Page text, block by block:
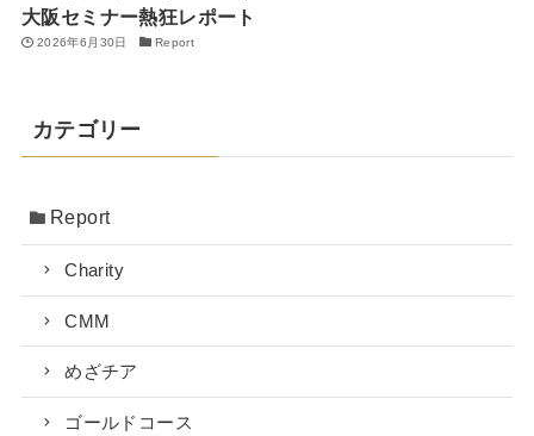
大阪セミナー熱狂レポート
2026年6月30日 Report
カテゴリー
Report
Charity
CMM
めざチア
ゴールドコース